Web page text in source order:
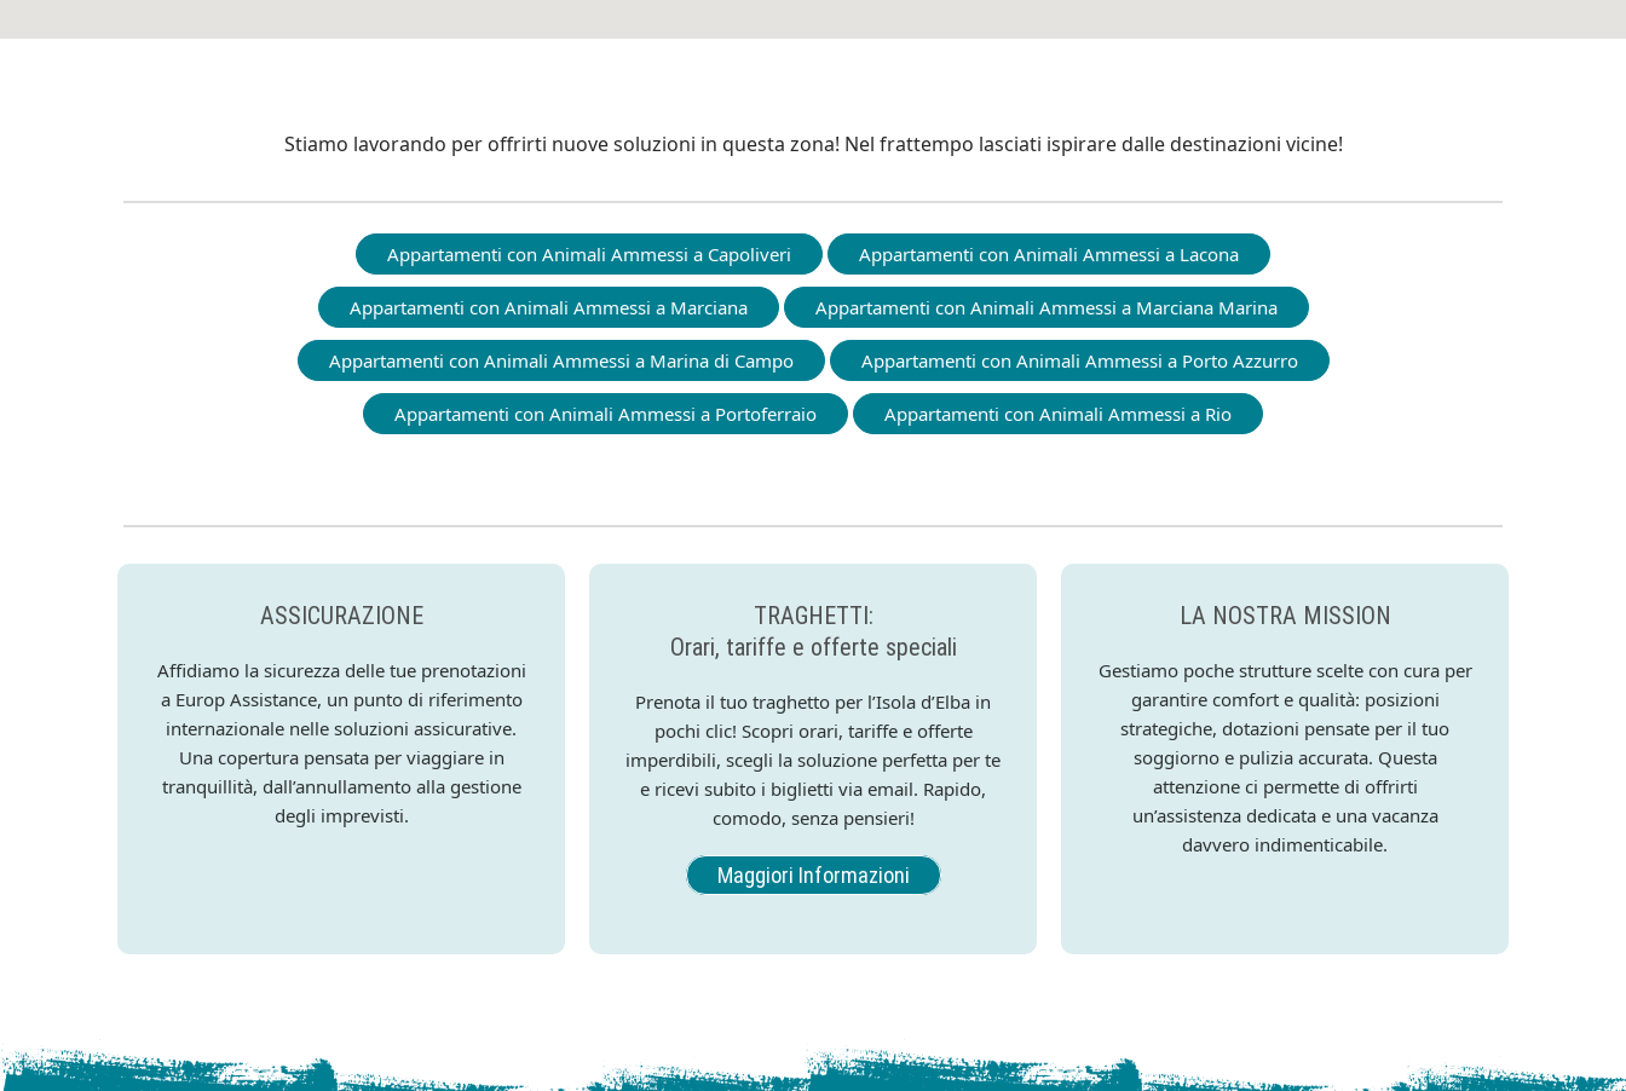
Stiamo lavorando per offrirti nuove soluzioni in questa zona! Nel frattempo lasciati ispirare dalle destinazioni vicine!
Appartamenti con Animali Ammessi a Capoliveri Appartamenti con Animali Ammessi a Lacona
Appartamenti con Animali Ammessi a Marciana Appartamenti con Animali Ammessi a Marciana Marina
Appartamenti con Animali Ammessi a Marina di Campo Appartamenti con Animali Ammessi a Porto Azzurro
Appartamenti con Animali Ammessi a Portoferraio Appartamenti con Animali Ammessi a Rio
ASSICURAZIONE
Affidiamo la sicurezza delle tue prenotazioni
a Europ Assistance, un punto di riferimento
internazionale nelle soluzioni assicurative.
Una copertura pensata per viaggiare in
tranquillità, dall’annullamento alla gestione
degli imprevisti.
TRAGHETTI:
Orari, tariffe e offerte speciali
Prenota il tuo traghetto per l’Isola d’Elba in
pochi clic! Scopri orari, tariffe e offerte
imperdibili, scegli la soluzione perfetta per te
e ricevi subito i biglietti via email. Rapido,
comodo, senza pensieri!
Maggiori Informazioni
LA NOSTRA MISSION
Gestiamo poche strutture scelte con cura per
garantire comfort e qualità: posizioni
strategiche, dotazioni pensate per il tuo
soggiorno e pulizia accurata. Questa
attenzione ci permette di offrirti
un’assistenza dedicata e una vacanza
davvero indimenticabile.